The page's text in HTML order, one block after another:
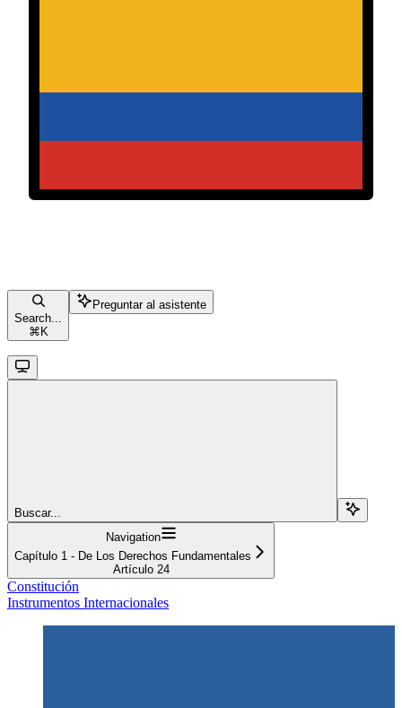
Search...
⌘ K
Preguntar al asistente
Buscar...
Navigation
Capítulo 1 - De Los Derechos Fundamentales
Artículo 24
Constitución
Instrumentos Internacionales